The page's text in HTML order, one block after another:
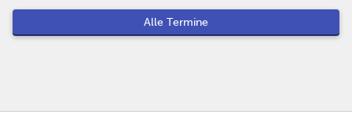
Alle Termine